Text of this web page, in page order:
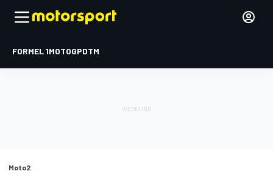
FORMEL 1MOTOGPDTM
Moto2